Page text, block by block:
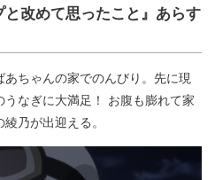
改めて思ったこと』あらす
ちゃんの家でのんびり。先に現
なぎに大満足！ お腹も膨れて家
乃が出迎える。